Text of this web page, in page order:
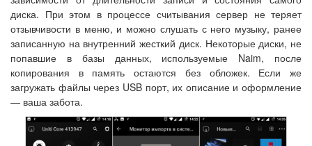
диска. При этом в процессе считывания сервер не теряет
отзывчивости в меню, и можно слушать с него музыку, ранее
записанную на внутренний жесткий диск. Некоторые диски, не
попавшие в базы данных, используемые Naim, после
копирования в память остаются без обложек. Если же
загружать файлы через USB порт, их описание и оформление
— ваша забота.